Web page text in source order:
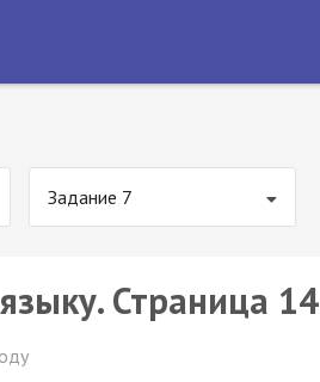
Задание 7
Страница 14